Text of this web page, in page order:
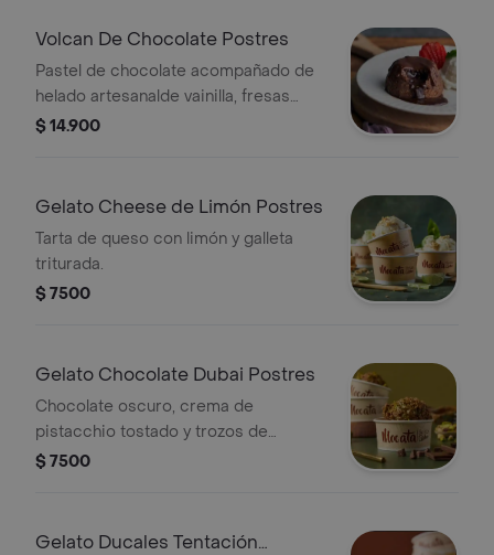
Volcan De Chocolate Postres
Pastel de chocolate acompañado de
helado artesanalde vainilla, fresas
frescas y salsa de chocolate.
$ 14.900
Gelato Cheese de Limón Postres
Tarta de queso con limón y galleta
triturada.
$ 7500
Gelato Chocolate Dubai Postres
Chocolate oscuro, crema de
pistacchio tostado y trozos de
hojaldre
$ 7500
Gelato Ducales Tentación